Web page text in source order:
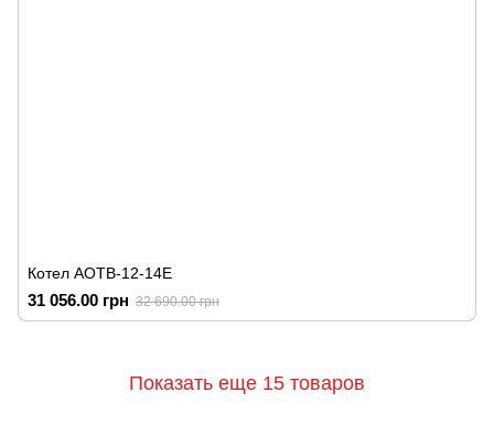
Котел АОТВ-12-14Е
31 056.00 грн 32 690.00 грн
Показать еще 15 товаров